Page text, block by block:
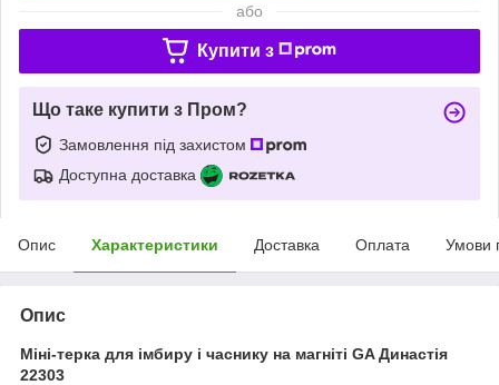
або
Купити з
Що таке купити з Пром?
Замовлення під захистом
Доступна доставка
Опис Характеристики Доставка Оплата Умови
Опис
Міні-терка для імбиру і часнику на магніті GA Династія
22303